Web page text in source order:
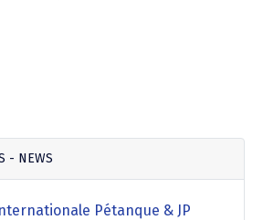
- NEWS
Pétanque & JP